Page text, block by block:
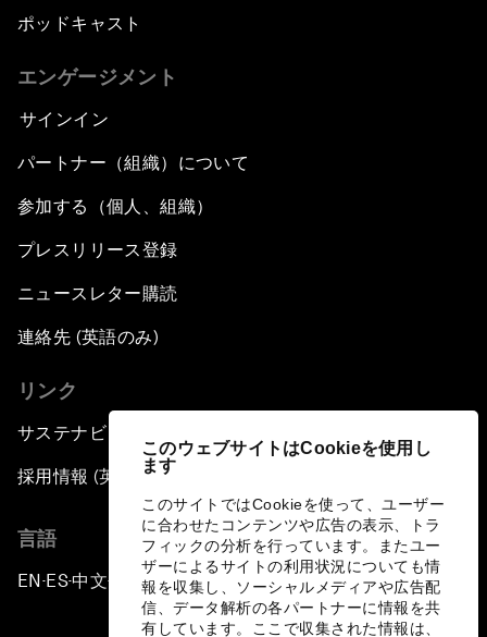
このウェブサイトはCookieを使用し
ます
このサイトではCookieを使って、ユーザー
に合わせたコンテンツや広告の表示、トラ
フィックの分析を行っています。またユー
ザーによるサイトの利用状況についても情
報を収集し、ソーシャルメディアや広告配
信、データ解析の各パートナーに情報を共
有しています。ここで収集された情報は、
ポッドキャスト
エンゲージメント
サインイン
パートナー（組織）について
参加する（個人、組織）
プレスリリース登録
ニュースレター購読
連絡先 (英語のみ)
リンク
サステナビリティへの取り組み
採用情報 (英語のみ)
言語
EN ▪ ES▪中文▪ 日本語